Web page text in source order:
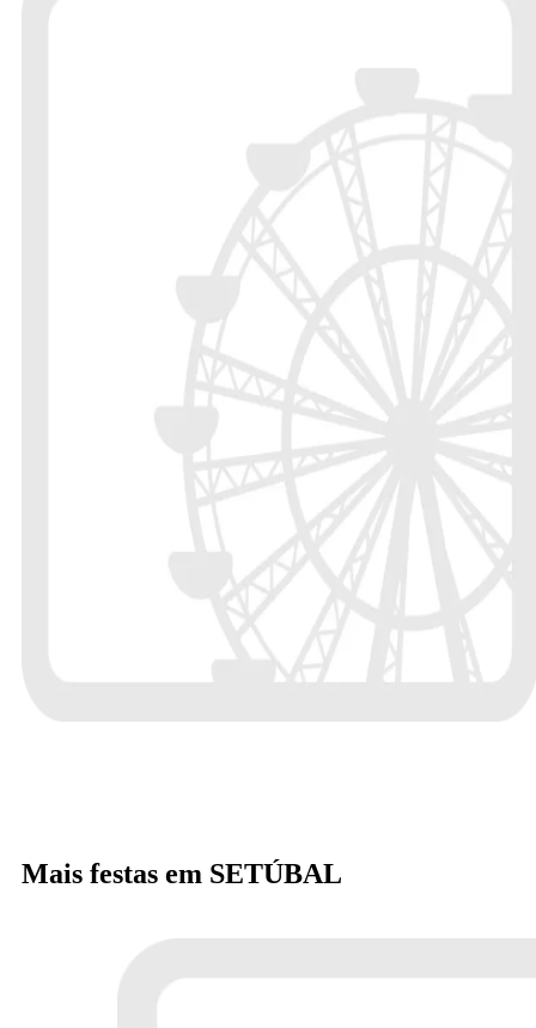
Mais festas em SETÚBAL